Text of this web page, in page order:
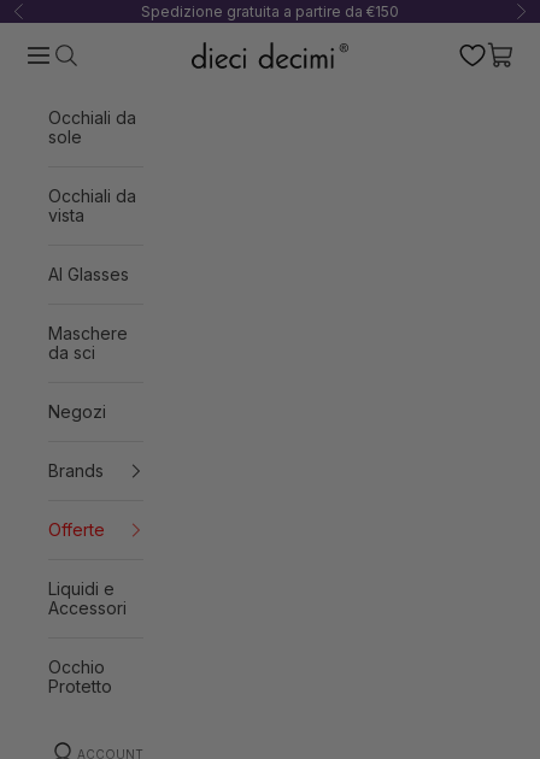
Vai al contenuto
Precedente Spedizione gratuita a partire da €150
Apri il menu di navigazione
Mostra il menu di ricerca
Occhiali da
sole
Occhiali da
vista
AI Glasses
Maschere
da sci
Negozi
Brands
Offerte
Liquidi e
Accessori
Occhio
Protetto
ACCOUNT